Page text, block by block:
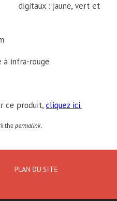
digitaux : jaune, vert et
à infra-rouge
ce produit, cliquez ici.
the permalink.
PLAN DU SITE